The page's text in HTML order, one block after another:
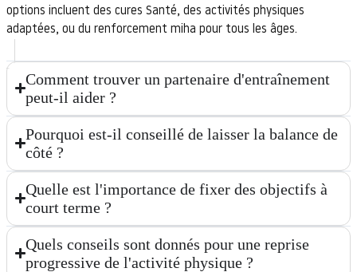
options incluent des cures Santé, des activités physiques
adaptées, ou du renforcement miha pour tous les âges.
Comment trouver un partenaire d'entraînement
peut-il aider ?
Pourquoi est-il conseillé de laisser la balance de
côté ?
Quelle est l'importance de fixer des objectifs à
court terme ?
Quels conseils sont donnés pour une reprise
progressive de l'activité physique ?